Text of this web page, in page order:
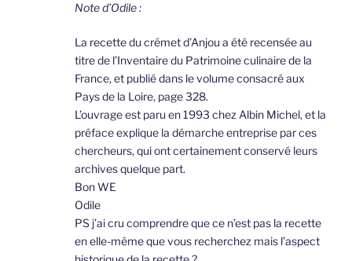
Note d’Odile :
La recette du crémet d’Anjou a été recensée au
titre de l’Inventaire du Patrimoine culinaire de la
France, et publié dans le volume consacré aux
Pays de la Loire, page 328.
L’ouvrage est paru en 1993 chez Albin Michel, et la
préface explique la démarche entreprise par ces
chercheurs, qui ont certainement conservé leurs
archives quelque part.
Bon WE
Odile
PS j’ai cru comprendre que ce n’est pas la recette
en elle-même que vous recherchez mais l’aspect